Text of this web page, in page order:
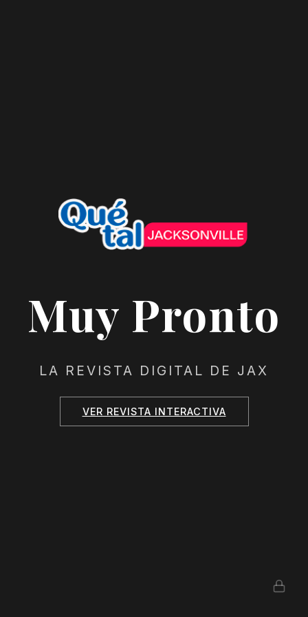
Muy Pronto
LA REVISTA DIGITAL DE JAX
VER REVISTA INTERACTIVA